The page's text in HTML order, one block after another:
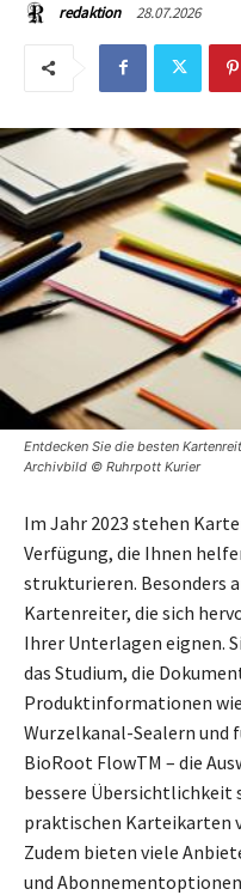
redaktion 28.07.2026
Entdecken Sie die besten
Archivbild © Ruhrpott Kurier
Im Jahr 2023 stehen
Verfügung, die Ihnen
strukturieren. Besonders
Kartenreiter, die sich
Ihrer Unterlagen eignen.
das Studium, die
Produktinformationen
Wurzelkanal-Sealern
BioRoot FlowTM – die
bessere Übersichtlichkeit
praktischen Karteikarten
Zudem bieten viele
und